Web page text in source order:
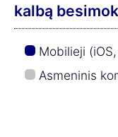
kalbą
Mobilieji
Asmeninis